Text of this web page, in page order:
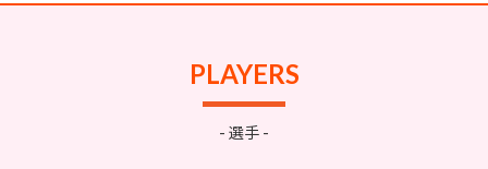
PLAYERS
- 選手 -